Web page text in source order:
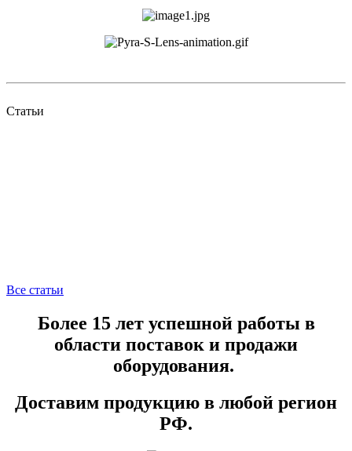
Статьи
Все статьи
Более 15 лет успешной работы в
области поставок и продажи
оборудования.
Доставим продукцию в любой регион
РФ.